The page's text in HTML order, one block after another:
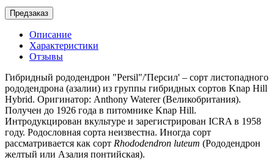
Предзаказ
Описание
Характеристики
Отзывы
Гибридный рододендрон "Persil"/'Персил' – сорт листопадного
рододендрона (азалии) из группы гибридных сортов Knap Hill
Hybrid. Оригинатор: Anthony Waterer (Великобритания).
Получен до 1926 года в питомнике Knap Hill.
Интродукцирован вкультуре и зарегистрирован ICRA в 1958
году. Родословная сорта неизвестна. Иногда сорт
рассматривается как сорт Rhododendron luteum (Рододендрон
желтый или Азалия понтийская).